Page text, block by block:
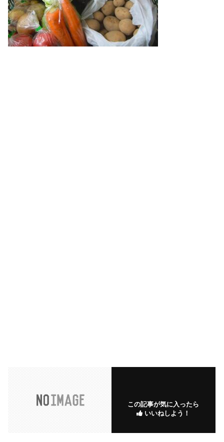
この記事が気に入ったら
いいねしよう！